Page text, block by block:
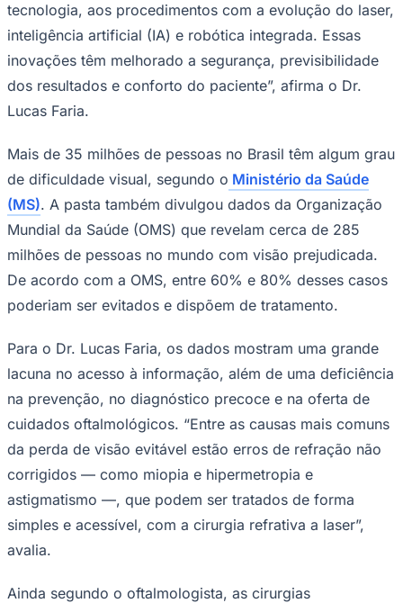
Corinthians
Palmeiras
tecnologia, aos procedimentos com a evolução do laser,
inteligência artificial (IA) e robótica integrada. Essas
inovações têm melhorado a segurança, previsibilidade
dos resultados e conforto do paciente”, afirma o Dr.
Lucas Faria.
Mais de 35 milhões de pessoas no Brasil têm algum grau
de dificuldade visual, segundo o Ministério da Saúde
(MS). A pasta também divulgou dados da Organização
Mundial da Saúde (OMS) que revelam cerca de 285
milhões de pessoas no mundo com visão prejudicada.
De acordo com a OMS, entre 60% e 80% desses casos
poderiam ser evitados e dispõem de tratamento.
Para o Dr. Lucas Faria, os dados mostram uma grande
lacuna no acesso à informação, além de uma deficiência
na prevenção, no diagnóstico precoce e na oferta de
cuidados oftalmológicos. “Entre as causas mais comuns
da perda de visão evitável estão erros de refração não
corrigidos — como miopia e hipermetropia e
astigmatismo —, que podem ser tratados de forma
simples e acessível, com a cirurgia refrativa a laser”,
avalia.
Ainda segundo o oftalmologista, as cirurgias